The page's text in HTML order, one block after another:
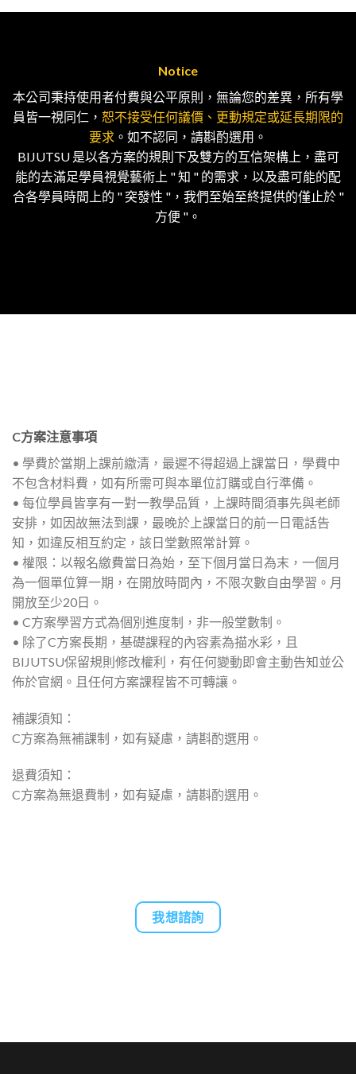
Notice
本公司秉持使用者付費與公平原則，無論您的差異，所有學
員皆一視同仁， 恕不接受任何議價、更動規定或延長期限的
要求 。如不認同，請斟酌選用。
BIJUTSU 是以各方案的規則下及雙方的互信架構上，盡可
能的去滿足學員視覺藝術上 " 知 " 的需求，以及盡可能的配
合各學員時間上的 " 突發性 "，我們至始至終提供的僅止於 "
方便 "。
C方案注意事項
• 學費於當期上課前繳清，最遲不得超過上課當日，學費中
不包含材料費，如有所需可與本單位訂購或自行準備。
• 每位學員皆享有一對一教學品質，上課時間須事先與老師
安排，如因故無法到課，最晚於上課當日的前一日電話告
知，如違反相互約定，該日堂數照常計算。
• 權限：以報名繳費當日為始，至下個月當日為末，一個月
為一個單位算一期，在開放時間內，不限次數自由學習。月
開放至少20日。
• C方案學習方式為個別進度制，非一般堂數制。
• 除了C方案長期，基礎課程的內容素為描水彩，且
BIJUTSU保留規則修改權利，有任何變動即會主動告知並公
佈於官網。且任何方案課程皆不可轉讓。
補課須知：
C方案為無補課制，如有疑慮，請斟酌選用。
退費須知：
C方案為無退費制，如有疑慮，請斟酌選用。
我想諮詢